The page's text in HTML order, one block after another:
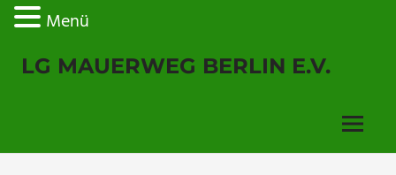
InhaltLG MAUERWEG BERLIN E.V.
Menu
Menü